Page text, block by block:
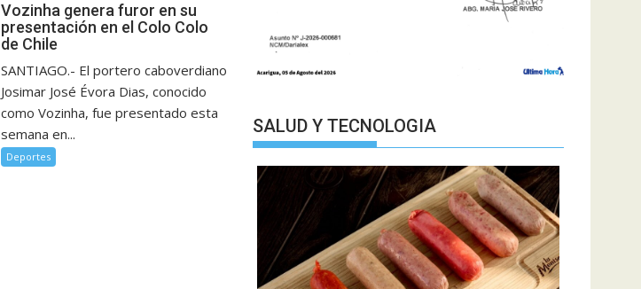
Vozinha genera furor en su
presentación en el Colo Colo
de Chile
SANTIAGO.- El portero caboverdiano
Josimar José Évora Dias, conocido
como Vozinha, fue presentado esta
semana en...
Deportes
SALUD Y TECNOLOGIA